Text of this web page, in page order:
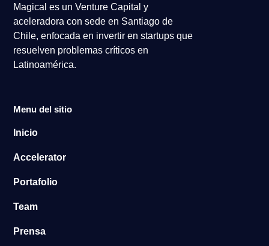
Magical es un Venture Capital y
aceleradora con sede en Santiago de
Chile, enfocada en invertir en startups que
resuelven problemas críticos en
Latinoamérica.
Menu del sitio
Inicio
Accelerator
Portafolio
Team
Prensa